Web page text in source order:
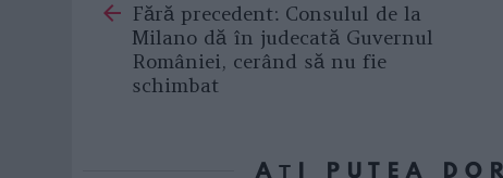
moreFără precedent: Consulul de la
Milano dă în judecată Guvernul
României, cerând să nu fie
schimbat
AȚI PUTEA